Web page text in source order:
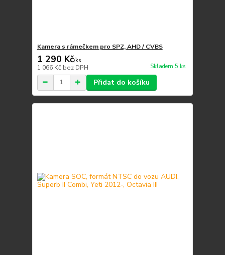
Kamera s rámečkem pro SPZ, AHD / CVBS
1 290 Kč/ks
1 066 Kč bez DPH Skladem 5 ks
Přidat do košíku